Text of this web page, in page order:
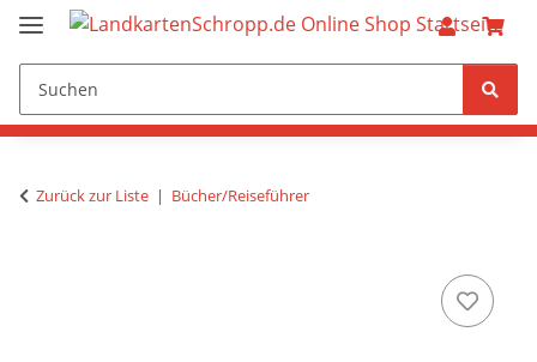
Zurück zur Liste Bücher/Reiseführer